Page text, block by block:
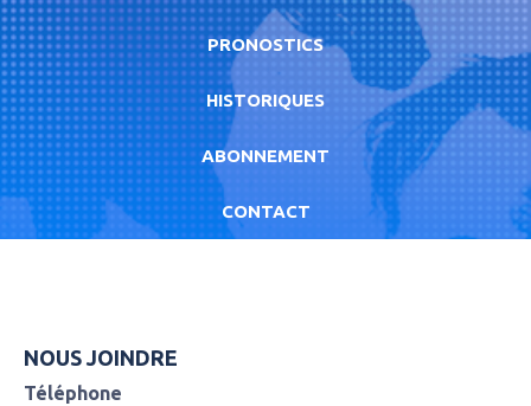
PRONOSTICS
HISTORIQUES
ABONNEMENT
CONTACT
NOUS JOINDRE
Téléphone